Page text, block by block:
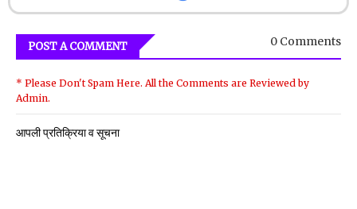
POST A COMMENT 0 Comments
* Please Don't Spam Here. All the Comments are Reviewed by
Admin.
आपली प्रतिक्रिया व सूचना